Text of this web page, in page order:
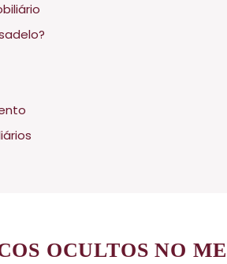
OCULTOS NO